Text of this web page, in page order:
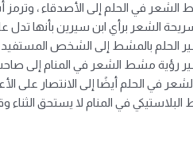
في الحلم إلى الأصدقاء ، وترمز
الشعر برأي ابن سيرين بأنها تدل
الحلم بالمشط إلى الشخص
رؤية مشط الشعر في المنام إلى صاحب
في الحلم أيضًا إلى الانتصار على
في المنام لا يستحق الثناء